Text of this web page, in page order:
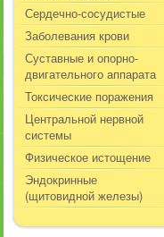
Сердечно-сосудистые
Заболевания крови
Суставные и опорно-
двигательного аппарата
Токсические поражения
Центральной нервной
системы
Физическое истощение
Эндокринные
(щитовидной железы)